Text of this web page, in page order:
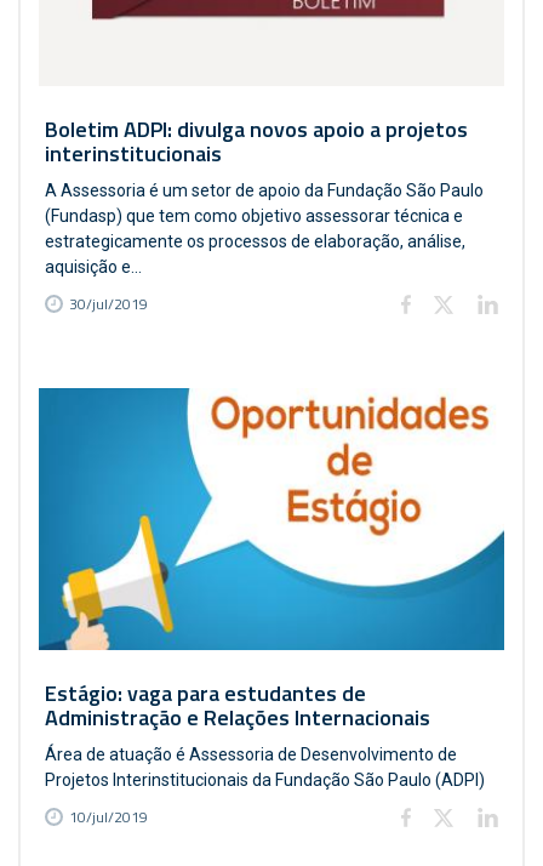
Boletim ADPI: divulga novos apoio a projetos
interinstitucionais
A Assessoria é um setor de apoio da Fundação São Paulo
(Fundasp) que tem como objetivo assessorar técnica e
estrategicamente os processos de elaboração, análise,
aquisição e...
30/jul/2019
Estágio: vaga para estudantes de
Administração e Relações Internacionais
Área de atuação é Assessoria de Desenvolvimento de
Projetos Interinstitucionais da Fundação São Paulo (ADPI)
10/jul/2019